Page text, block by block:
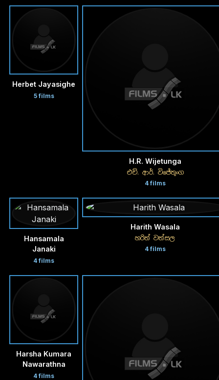
Herbet Jayasighe
5 films
H.R. Wijetunga
එච්. ආර්. විජේතුංග
4 films
Hansamala
Janaki
4 films
Harith Wasala
හරිත් වත්සල
4 films
Harsha Kumara
Nawarathna
4 films